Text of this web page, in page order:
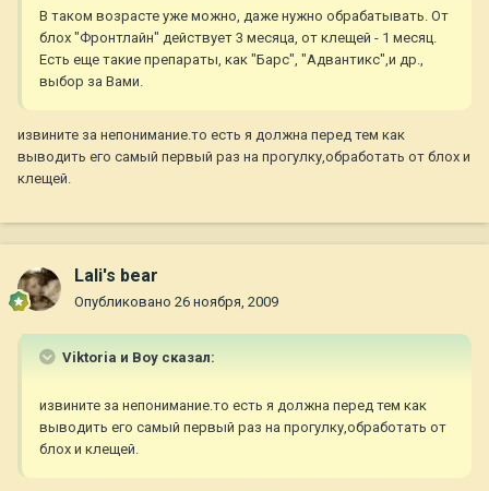
В таком возрасте уже можно, даже нужно обрабатывать. От
блох "Фронтлайн" действует 3 месяца, от клещей - 1 месяц.
Есть еще такие препараты, как "Барс", "Адвантикс",и др.,
выбор за Вами.
извините за непонимание.то есть я должна перед тем как
выводить его самый первый раз на прогулку,обработать от блох и
клещей.
Lali's bear
Опубликовано 26 ноября, 2009
Viktoria и Boy сказал:
извините за непонимание.то есть я должна перед тем как
выводить его самый первый раз на прогулку,обработать от
блох и клещей.